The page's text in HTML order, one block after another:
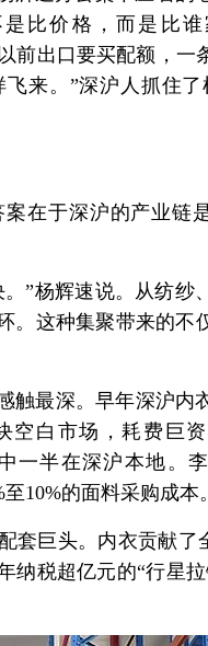
比价格，而是比
前出口要买配额，一
来。”深沪人抓住了
在于深沪的产业链
”杨辉速说。从纺纱
。这种集聚带来的不
触最深。早年深沪内
空白市场，耗费巨
一半在深沪本地。
10%的面料采购成本
套巨头。内衣贡献了
纳税超亿元的“行星